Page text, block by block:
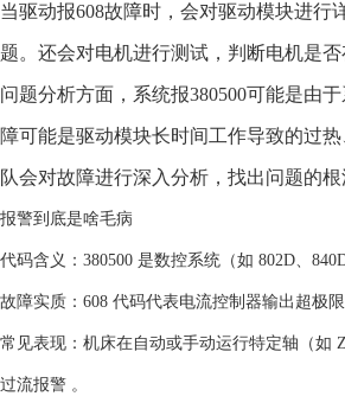
当驱动报608故障时，会对驱动模块进
题。还会对电机进行测试，判断电机是
问题分析方面，系统报380500可能是由
障可能是驱动模块长时间工作导致的过
队会对故障进行深入分析，找出问题的
报警到底是啥毛病
代码含义‌：380500 是数控系统（如 802D、
故障实质‌：608 代码代表‌电流控制器输出超极
常见表现‌：机床在自动或手动运行特定轴（如
过流报警 。‌‌‌